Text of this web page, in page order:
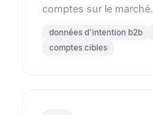
comptes sur le marché.
données d'intention b2b
comptes cibles